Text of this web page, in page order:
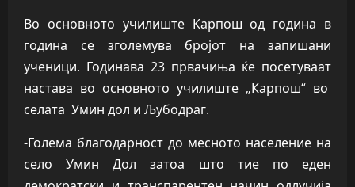
Во основното училиште Карпош од година в
година се зголемува бројот на запишани
ученици. Годинава 23 првачиња ќе посетуваат
настава во основното училиште „Карпош“ во
селата Умин дол и Љубодраг.
-Голема благодарност до месното население на
село Умин Дол затоа што тие по еден